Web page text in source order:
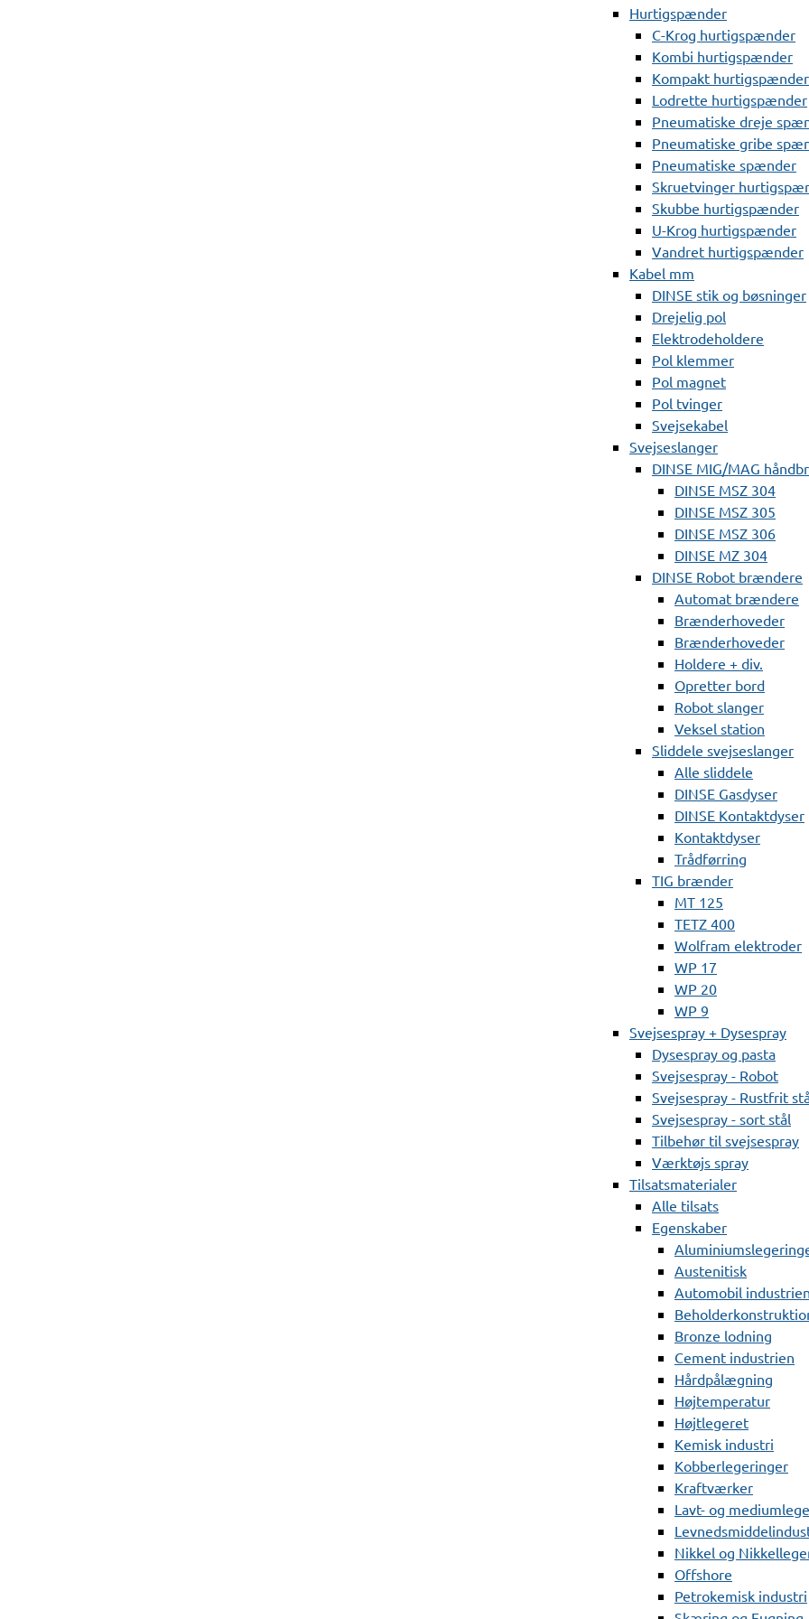
Hurtigspænder
C-Krog hurtigspænder
Kombi hurtigspænder
Kompakt hurtigspænder
Lodrette hurtigspænder
Pneumatiske dreje
Pneumatiske gribe
Pneumatiske spænder
Skruetvinger
Skubbe hurtigspænder
U-Krog hurtigspænder
Vandret hurtigspænder
Kabel mm
DINSE stik og bøsninger
Drejelig pol
Elektrodeholdere
Pol klemmer
Pol magnet
Pol tvinger
Svejsekabel
Svejseslanger
DINSE MIG/MAG
DINSE MSZ 304
DINSE MSZ 305
DINSE MSZ 306
DINSE MZ 304
DINSE Robot brændere
Automat brændere
Brænderhoveder
Brænderhoveder
Holdere + div.
Opretter bord
Robot slanger
Veksel station
Sliddele svejseslanger
Alle sliddele
DINSE Gasdyser
DINSE Kontaktdyser
Kontaktdyser
Trådførring
TIG brænder
MT 125
TETZ 400
Wolfram elektroder
WP 17
WP 20
WP 9
Svejsespray + Dysespray
Dysespray og pasta
Svejsespray - Robot
Svejsespray - Rustfrit
Svejsespray - sort stål
Tilbehør til svejsespray
Værktøjs spray
Tilsatsmaterialer
Alle tilsats
Egenskaber
Austenitisk
Automobil industrien
Bronze lodning
Cement industrien
Hårdpålægning
Højtemperatur
Højtlegeret
Kemisk industri
Kobberlegeringer
Kraftværker
Lavt- og
Nikkel og
Offshore
Petrokemisk industri